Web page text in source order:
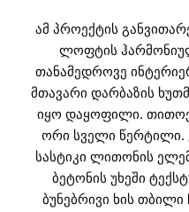
ამ პროექტის
ლოფტის
თანამედროვე
მთავარი დარბაზის
იყო დაყოფილი.
ორი სველი წერტილი.
სასტიკი ლითონის
ბეტონის უხეში
ბუნებრივი ხის